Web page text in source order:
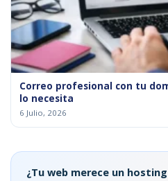
Correo profesional con tu
lo necesita
6 Julio, 2026
¿Tu web merece un